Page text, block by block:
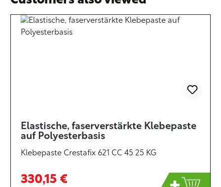
Elastische, faserverstärkte Klebepaste
auf Polyesterbasis
Klebepaste Crestafix 621 CC 45 25 KG
330,15 €